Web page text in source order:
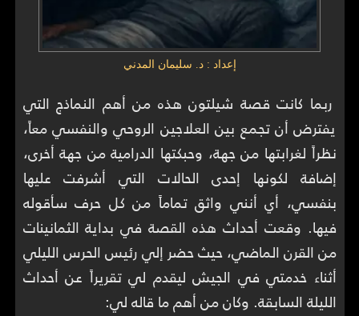
إعداد : د. سليمان المدني
ربما كانت قصة شيلتون هذه من أهم النماذج التي
يفترض أن تجمع بين العلاجين الروحي والنفسي معاً،
نظراً لغرابتها من جهة، وحبكتها الدرامية من جهة أخرى،
إضافة لكونها إحدى الحالات التي أشرفت عليها
بنفسي، أي أنني واثق تماماً من كل حرف سأقوله
فيها. وقعت أحداث هذه القصة في بداية الثمانينات
من القرن الماضي، حيث حضر إلي رئيس الحرس الليلي
أثناء خدمتي في الجيش ليقدم لي تقريراً عن أحداث
الليلة السابقة. وكان من أهم ما قاله لي: